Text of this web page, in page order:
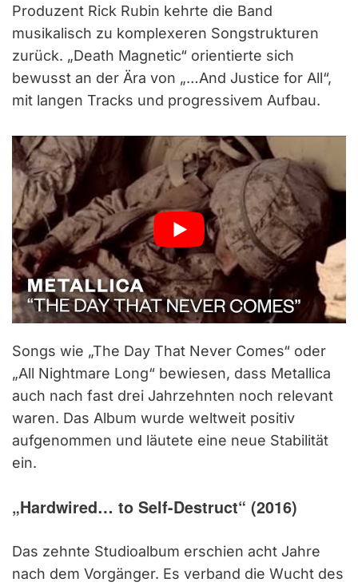
Produzent Rick Rubin kehrte die Band
musikalisch zu komplexeren Songstrukturen
zurück. „Death Magnetic“ orientierte sich
bewusst an der Ära von „…And Justice for All“,
mit langen Tracks und progressivem Aufbau.
Songs wie „The Day That Never Comes“ oder
„All Nightmare Long“ bewiesen, dass Metallica
auch nach fast drei Jahrzehnten noch relevant
waren. Das Album wurde weltweit positiv
aufgenommen und läutete eine neue Stabilität
ein.
„Hardwired… to Self-Destruct“ (2016)
Das zehnte Studioalbum erschien acht Jahre
nach dem Vorgänger. Es verband die Wucht des